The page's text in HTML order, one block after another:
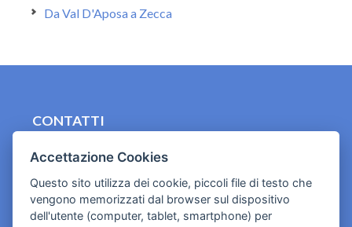
Da Val D'Aposa a Zecca
CONTATTI
Cookies e informativa privacy
Accettazione Cookies
Questo sito utilizza dei cookie, piccoli file di testo che
vengono memorizzati dal browser sul dispositivo
dell'utente (computer, tablet, smartphone) per